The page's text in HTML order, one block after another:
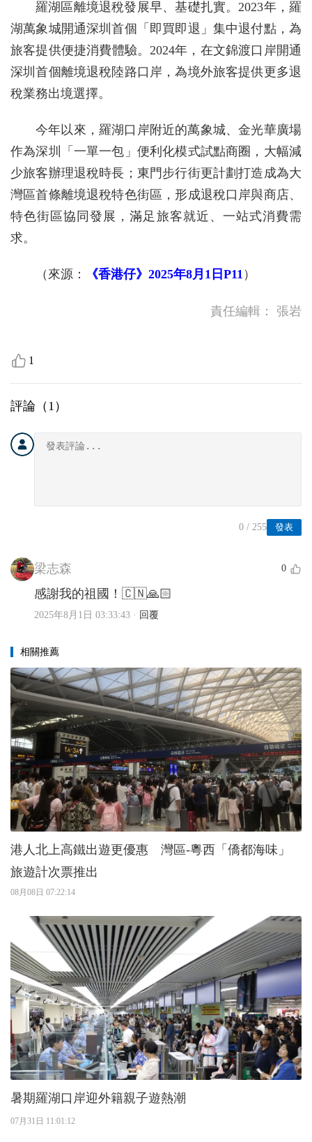
羅湖區離境退稅發展早、基礎扎實。2023年，羅
湖萬象城開通深圳首個「即買即退」集中退付點，為
旅客提供便捷消費體驗。2024年，在文錦渡口岸開通
深圳首個離境退稅陸路口岸，為境外旅客提供更多退
稅業務出境選擇。
今年以來，羅湖口岸附近的萬象城、金光華廣場
作為深圳「一單一包」便利化模式試點商圈，大幅減
少旅客辦理退稅時長；東門步行街更計劃打造成為大
灣區首條離境退稅特色街區，形成退稅口岸與商店、
特色街區協同發展，滿足旅客就近、一站式消費需
求。
（來源： 《香港仔》2025年8月1日P11 ）
責任編輯： 張岩
1
評論（ 1 ）
發表
0 / 255
梁志森 0
感謝我的祖國！🇨🇳🙏🏻
2025年8月1日 03:33:43 · 回覆
相關推薦
港人北上高鐵出遊更優惠 灣區-粵西「僑都海味」
旅遊計次票推出
08月08日 07:22:14
暑期羅湖口岸迎外籍親子遊熱潮
07月31日 11:01:12